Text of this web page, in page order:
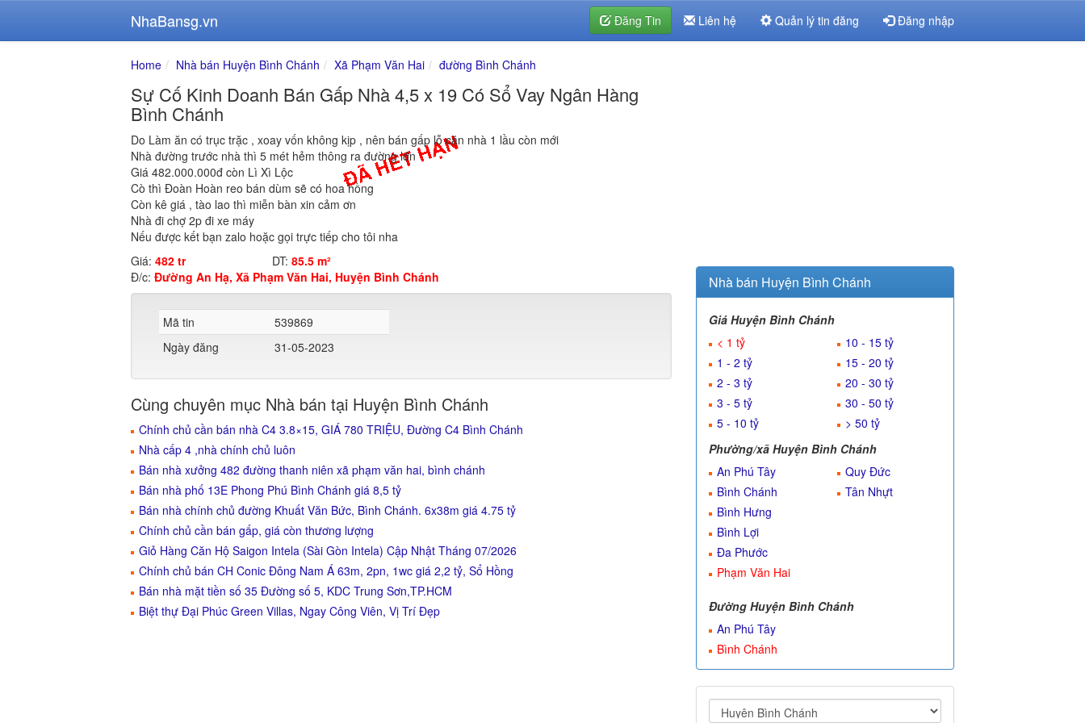
NhaBansg.vn Đăng Tin Liên hệ Quản lý tin đăng Đăng nhập
Home Nhà bán Huyện Bình Chánh Xã Phạm Văn Hai đường Bình Chánh
Sự Cố Kinh Doanh Bán Gấp Nhà 4,5 x 19 Có Sổ Vay Ngân Hàng
Bình Chánh
Do Làm ăn có trục trặc , xoay vốn không kịp , nên bán gấp lỗ căn nhà 1 lầu còn mới
Nhà đường trước nhà thì 5 mét hẻm thông ra đường lớn
Giá 482.000.000đ còn Lì Xì Lộc
Cò thì Đoàn Hoàn reo bán dùm sẽ có hoa hồng
Còn kê giá , tào lao thì miễn bàn xin cảm ơn
Nhà đi chợ 2p đi xe máy
Nếu được kết bạn zalo hoặc gọi trực tiếp cho tôi nha
Giá: 482 tr DT: 85.5 m²
Đ/c: Đường An Hạ, Xã Phạm Văn Hai, Huyện Bình Chánh
Mã tin
539869
Ngày đăng
31-05-2023
Cùng chuyên mục Nhà bán tại Huyện Bình Chánh
Chính chủ cần bán nhà C4 3.8×15, GIÁ 780 TRIỆU, Đường C4 Bình Chánh
Nhà cấp 4 ,nhà chính chủ luôn
Bán nhà xưởng 482 đường thanh niên xã phạm văn hai, bình chánh
Bán nhà phố 13E Phong Phú Bình Chánh giá 8,5 tỷ
Bán nhà chính chủ đường Khuất Văn Bức, Bình Chánh. 6x38m giá 4.75 tỷ
Chính chủ cần bán gấp, giá còn thương lượng
Giỏ Hàng Căn Hộ Saigon Intela (Sài Gòn Intela) Cập Nhật Tháng 07/2026
Chính chủ bán CH Conic Đông Nam Á 63m, 2pn, 1wc giá 2,2 tỷ, Sổ Hồng
Bán nhà mặt tiền số 35 Đường số 5, KDC Trung Sơn,TP.HCM
Biệt thự Đại Phúc Green Villas, Ngay Công Viên, Vị Trí Đẹp
Nhà bán Huyện Bình Chánh
Giá Huyện Bình Chánh
< 1 tỷ
1 - 2 tỷ
2 - 3 tỷ
3 - 5 tỷ
5 - 10 tỷ
10 - 15 tỷ
15 - 20 tỷ
20 - 30 tỷ
30 - 50 tỷ
> 50 tỷ
Phường/xã Huyện Bình Chánh
An Phú Tây
Bình Chánh
Bình Hưng
Bình Lợi
Đa Phước
Phạm Văn Hai
Quy Đức
Tân Nhựt
Đường Huyện Bình Chánh
An Phú Tây
Bình Chánh